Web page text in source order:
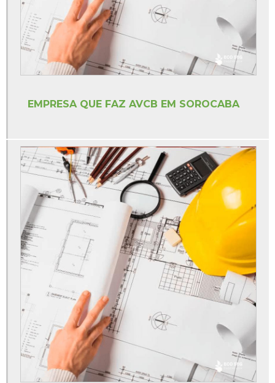
Licenciamento ambiental lp
Licenciamento ambiental lp li lo
Orçamento pgr
Treinamentos segurança do trabalho ead
Valor estudo de impacto de vizinhança
Valor ltcat
Valor para fazer ltcat
Visita técnica de segurança do trabalho
Empresa de segurança do trabalho sp
Empresa de segurança do trabalho em americana
Treinamento da brigada de incêndio em americana
Assessoria esocial em americana
Assessoria esocial em campinas
Assessoria esocial em piracicaba
Assessoria esocial em sorocaba
EMPRESA QUE FAZ AVCB EM SOROCABA